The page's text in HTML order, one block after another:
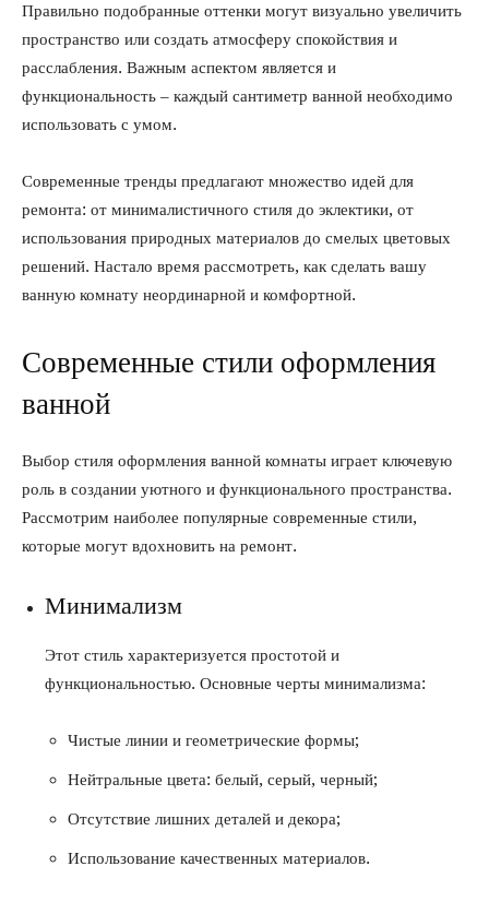
Правильно подобранные оттенки могут визуально увеличить
пространство или создать атмосферу спокойствия и
расслабления. Важным аспектом является и
функциональность – каждый сантиметр ванной необходимо
использовать с умом.
Современные тренды предлагают множество идей для
ремонта: от минималистичного стиля до эклектики, от
использования природных материалов до смелых цветовых
решений. Настало время рассмотреть, как сделать вашу
ванную комнату неординарной и комфортной.
Современные стили оформления
ванной
Выбор стиля оформления ванной комнаты играет ключевую
роль в создании уютного и функционального пространства.
Рассмотрим наиболее популярные современные стили,
которые могут вдохновить на ремонт.
Минимализм
Этот стиль характеризуется простотой и
функциональностью. Основные черты минимализма:
Чистые линии и геометрические формы;
Нейтральные цвета: белый, серый, черный;
Отсутствие лишних деталей и декора;
Использование качественных материалов.